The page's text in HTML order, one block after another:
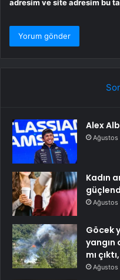
adresim ve site adresim bu
Alex
Ağustos
Kadın
Ağustos
Göcek
yangın
mı
Ağustos